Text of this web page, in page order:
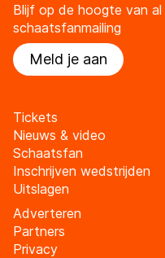
Blijf op de hoogte van
schaatsfanmailing
Meld je aan
Tickets
Nieuws & video
Schaatsfan
Inschrijven wedstrijden
Uitslagen
Adverteren
Partners
Privacy